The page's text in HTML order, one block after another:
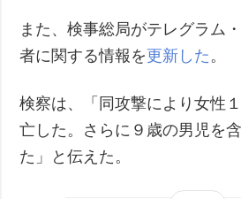
また、検事総局がテレグラム
者に関する情報を更新した 。
検察は、「同攻撃により女性
亡した。さらに９歳の男児を
た」と伝えた。